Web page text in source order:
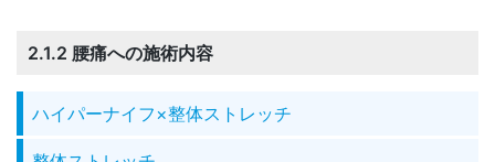
2.1.2 腰痛への施術内容
ハイパーナイフ×整体ストレッチ